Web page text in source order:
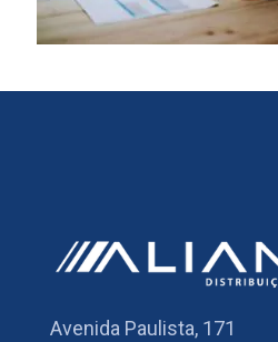
Avenida Paulista, 171